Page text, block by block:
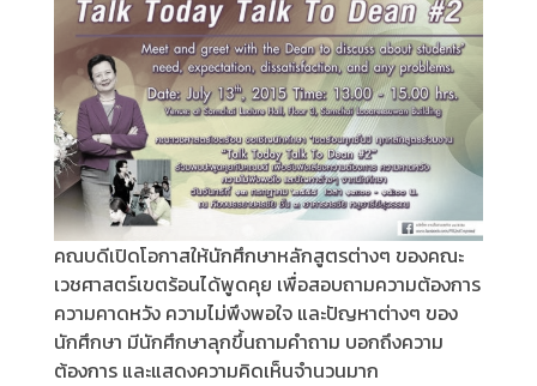
คณบดีเปิดโอกาสให้นักศึกษาหลักสูตรต่างๆ ของคณะ
เวชศาสตร์เขตร้อนได้พูดคุย เพื่อสอบถามความต้องการ
ความคาดหวัง ความไม่พึงพอใจ และปัญหาต่างๆ ของ
นักศึกษา มีนักศึกษาลุกขึ้นถามคำถาม บอกถึงความ
ต้องการ และแสดงความคิดเห็นจำนวนมาก